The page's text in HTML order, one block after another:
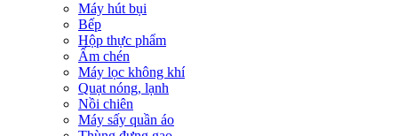
Máy hút bụi
Bếp
Hộp thực phẩm
Ấm chén
Máy lọc không khí
Quạt nóng, lạnh
Nồi chiên
Máy sấy quần áo